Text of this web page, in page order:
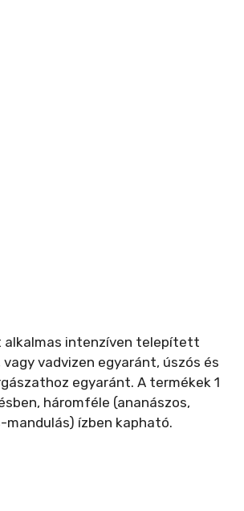
intenzíven telepített
vadvizen egyaránt, úszós és
egyaránt. A termékek 1
háromféle (ananászos,
mandulás) ízben kapható.